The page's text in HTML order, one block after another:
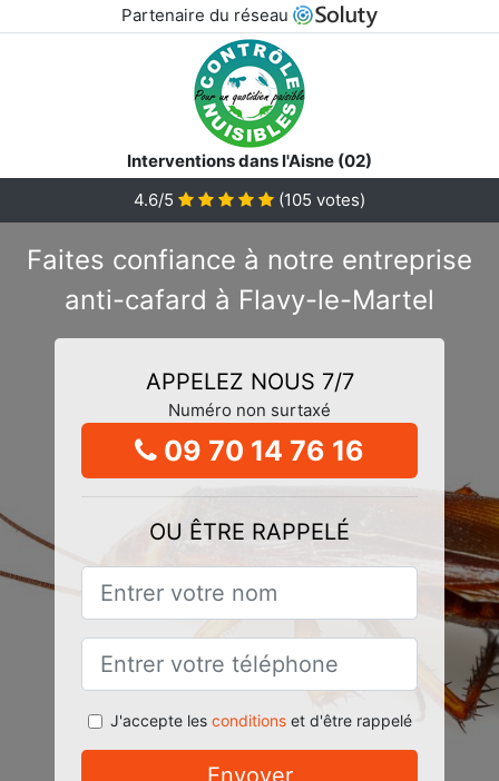
Partenaire du réseau
Interventions dans l'Aisne (02)
4.6/5
(105 votes)
Faites confiance à notre entreprise
anti-cafard à Flavy-le-Martel
APPELEZ NOUS 7/7
Numéro non surtaxé
09 70 14 76 16
OU ÊTRE RAPPELÉ
J'accepte les conditionset d'être rappelé
Envoyer